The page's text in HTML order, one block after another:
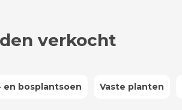
verkocht
en bosplantsoen Vaste planten